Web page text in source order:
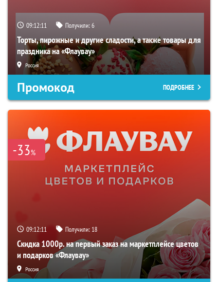
09:12:10 Получили:6
Торты, пирожные и другие сладости, а также товары для
праздника на «Флаувау»
Россия
Промокод ПОДРОБНЕЕ
-33%
09:12:10 Получили: 18
Скидка 1000р. на первый заказ на маркетплейсе цветов
и подарков «Флаувау»
Россия